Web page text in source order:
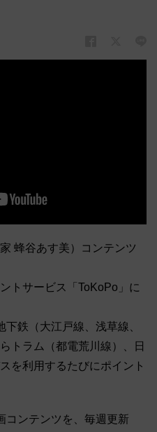
蜂谷あす美）コンテンツ
トサービス「ToKoPo」に
鉄（大江戸線、浅草線、
トラム（都電荒川線）、日
を利用するたびにポイント
コンテンツを、毎週更新